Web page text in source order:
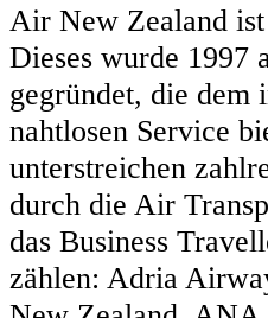
Air New Zealand
Dieses wurde 1997
gegründet, die dem
nahtlosen Service
unterstreichen
durch die Air
das Business
zählen: Adria